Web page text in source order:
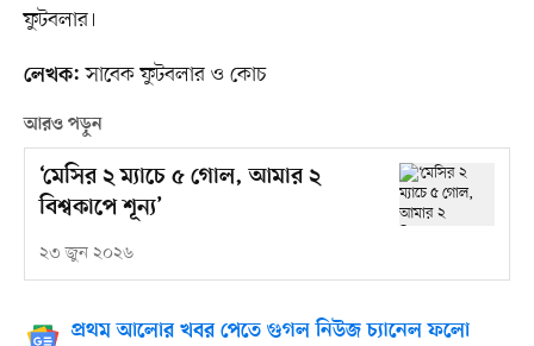
ফুটবলার।
লেখক: সাবেক ফুটবলার ও কোচ
আরও পড়ুন
‘মেসির ২ ম্যাচে ৫ গোল, আমার ২
বিশ্বকাপে শূন্য’
২৩ জুন ২০২৬
প্রথম আলোর খবর পেতে গুগল নিউজ চ্যানেল ফলো